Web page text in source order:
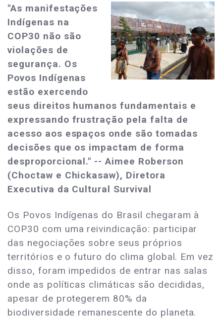
"As manifestações
Indígenas na
COP30 não são
violações de
segurança. Os
Povos Indígenas
estão exercendo
seus direitos humanos fundamentais e
expressando frustração pela falta de
acesso aos espaços onde são tomadas
decisões que os impactam de forma
desproporcional." -- Aimee Roberson
(Choctaw e Chickasaw), Diretora
Executiva da Cultural Survival
Os Povos Indígenas do Brasil chegaram à
COP30 com uma reivindicação: participar
das negociações sobre seus próprios
territórios e o futuro do clima global. Em vez
disso, foram impedidos de entrar nas salas
onde as políticas climáticas são decididas,
apesar de protegerem 80% da
biodiversidade remanescente do planeta.